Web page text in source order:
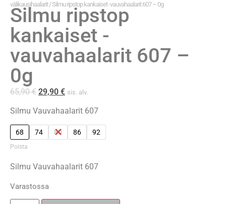
välikausihaalarit/ Silmu ripstop kankaiset -vauvahaalarit 607 – 0g
Silmu ripstop
kankaiset -
vauvahaalarit 607 –
0g
65,90€ 29,90 € sis. alv.
Silmu Vauvahaalarit 607
68 74 80 86 92
Poista
Silmu Vauvahaalarit 607
Varastossa